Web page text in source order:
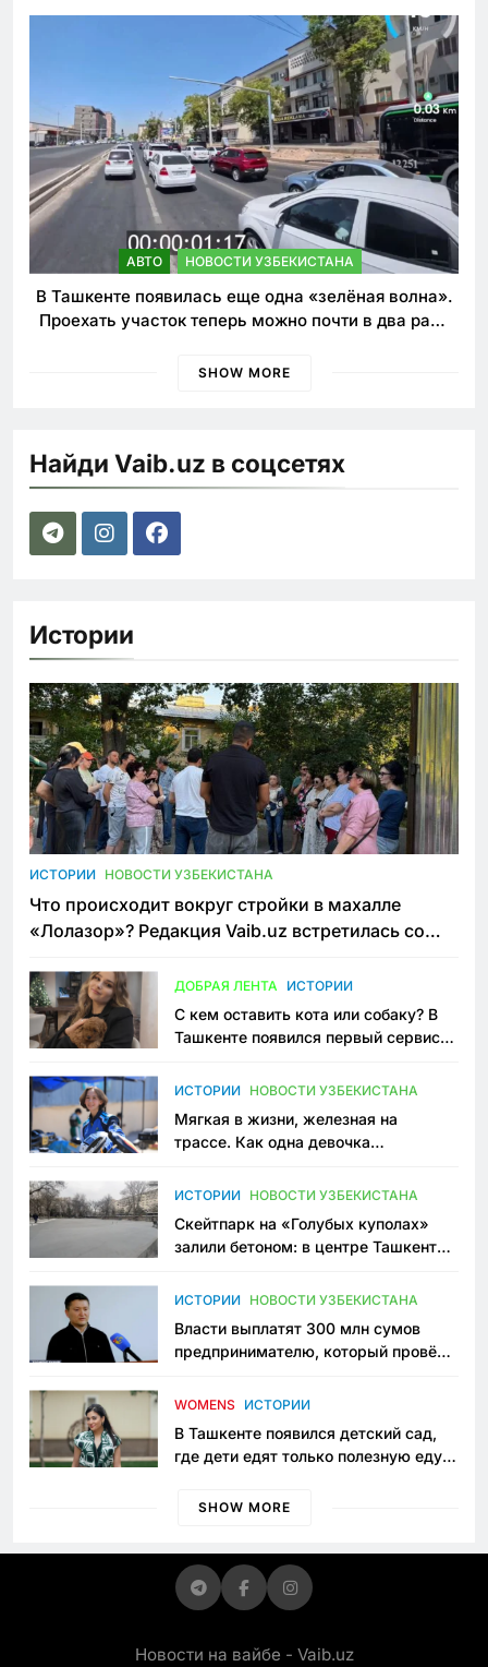
АВТО НОВОСТИ УЗБЕКИСТАНА
В Ташкенте появилась еще одна «зелёная волна».
Проехать участок теперь можно почти в два раза
SHOW MORE
Найди Vaib.uz в соцсетях
Истории
ИСТОРИИ НОВОСТИ УЗБЕКИСТАНА
Что происходит вокруг стройки в махалле
«Лолазор»? Редакция Vaib.uz встретилась со
ДОБРАЯ ЛЕНТА ИСТОРИИ
С кем оставить кота или собаку? В
Ташкенте появился первый сервис
ИСТОРИИ НОВОСТИ УЗБЕКИСТАНА
Мягкая в жизни, железная на
трассе. Как одна девочка
Узбекистане
ИСТОРИИ НОВОСТИ УЗБЕКИСТАНА
Скейтпарк на «Голубых куполах»
залили бетоном: в центре Ташкента
пространство
ИСТОРИИ НОВОСТИ УЗБЕКИСТАНА
Власти выплатят 300 млн сумов
предпринимателю, который провёл
приговору
WOMENS ИСТОРИИ
В Ташкенте появился детский сад,
где дети едят только полезную еду.
просить «кашу без сахара»
SHOW MORE
Новости на вайбе - Vaib.uz